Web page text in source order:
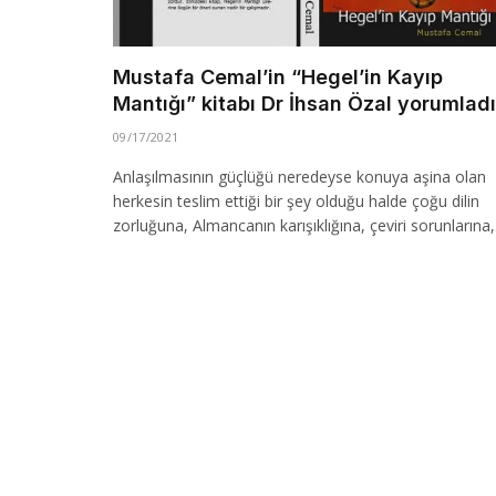
Mustafa Cemal’in “Hegel’in Kayıp
Mantığı” kitabı Dr İhsan Özal
09/17/2021
Anlaşılmasının güçlüğü neredeyse konuya aşina olan
herkesin teslim ettiği bir şey olduğu halde çoğu dilin
zorluğuna, Almancanın karışıklığına, çeviri